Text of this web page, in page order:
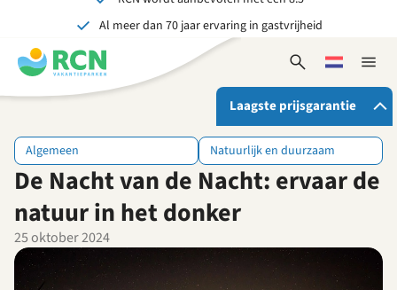
hoofdnavigatie
hoofdinhoud
voettekstinhoud
Al meer dan 70 jaar ervaring in gastvrijheid
Onvergetelijk voor jong en oud
Sluit
Open
zoekformulier
Kies
een
taal
Laagste prijsgarantie
Als je bij RCN boekt, krijg je:
De beste prijsgarantie
Exclusieve voordelen
Persoonlijk contact
Bekijk alle voordelen
Algemeen Natuurlijk en duurzaam
De Nacht van de Nacht: ervaar de
natuur in het donker
25 oktober 2024